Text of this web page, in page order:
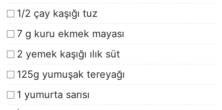
1/2 çay kaşığı tuz
7 g kuru ekmek mayası
2 yemek kaşığı ılık süt
125g yumuşak tereyağı
1 yumurta sarısı